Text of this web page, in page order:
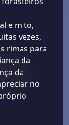
e mito,
vezes,
rimas para
da
da
no